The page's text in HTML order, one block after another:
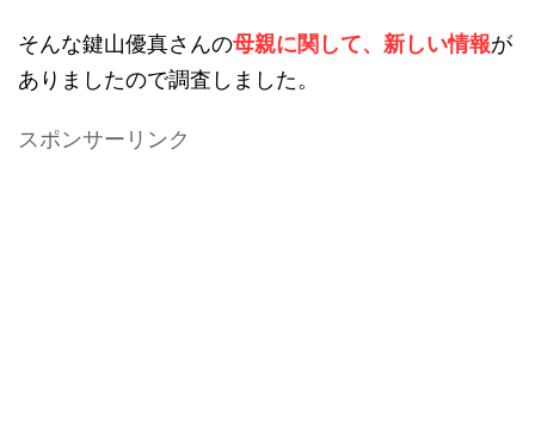
そんな鍵山優真さんの母親に関して、新しい情報が
ありましたので調査しました。
スポンサーリンク